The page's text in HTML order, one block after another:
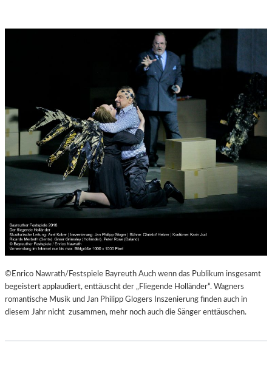
©Enrico Nawrath/Festspiele Bayreuth Auch wenn das Publikum insgesamt
begeistert applaudiert, enttäuscht der „Fliegende Holländer“. Wagners
romantische Musik und Jan Philipp Glogers Inszenierung finden auch in
diesem Jahr nicht zusammen, mehr noch auch die Sänger enttäuschen.